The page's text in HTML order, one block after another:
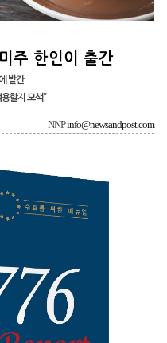
주 한인이 출간
발간
할지 모색”
NNPinfo@newsandpost.com